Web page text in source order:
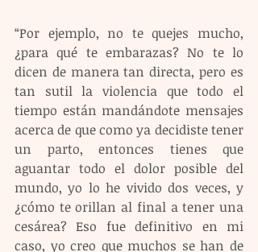
“Por ejemplo, no te quejes mucho,
¿para qué te embarazas? No te lo
dicen de manera tan directa, pero es
tan sutil la violencia que todo el
tiempo están mandándote mensajes
acerca de que como ya decidiste tener
un parto, entonces tienes que
aguantar todo el dolor posible del
mundo, yo lo he vivido dos veces, y
¿cómo te orillan al final a tener una
cesárea? Eso fue definitivo en mi
caso, yo creo que muchos se han de